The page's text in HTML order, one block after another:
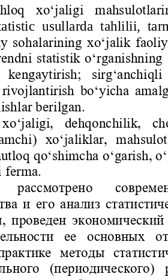
xo‘jaligi
usullarda  tahlilii,
sohalarining xo‘jalik
statistik o‘rganishning
sirg‘anchiqli
bo‘yicha
berilgan.
dehqonchilik,
xo‘jaliklar,
qo‘shimcha o‘garish,
ferma.
и его анализ
проведен
ее  основных
методы
(периодического)